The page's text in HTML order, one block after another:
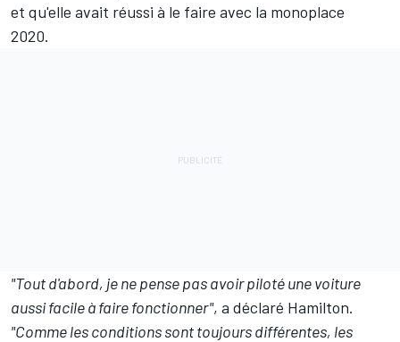
et qu'elle avait réussi à le faire avec la monoplace
2020.
"Tout d'abord, je ne pense pas avoir piloté une voiture
aussi facile à faire fonctionner", a déclaré Hamilton.
"Comme les conditions sont toujours différentes, les